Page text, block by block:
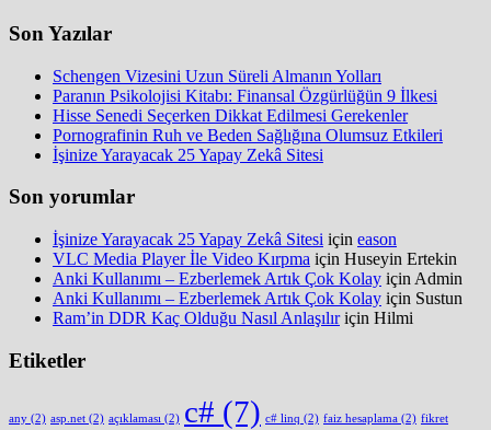
Son Yazılar
Schengen Vizesini Uzun Süreli Almanın Yolları
Paranın Psikolojisi Kitabı: Finansal Özgürlüğün 9 İlkesi
Hisse Senedi Seçerken Dikkat Edilmesi Gerekenler
Pornografinin Ruh ve Beden Sağlığına Olumsuz Etkileri
İşinize Yarayacak 25 Yapay Zekâ Sitesi
Son yorumlar
İşinize Yarayacak 25 Yapay Zekâ Sitesi için eason
VLC Media Player İle Video Kırpma için Huseyin Ertekin
Anki Kullanımı – Ezberlemek Artık Çok Kolay için Admin
Anki Kullanımı – Ezberlemek Artık Çok Kolay için Sustun
Ram’in DDR Kaç Olduğu Nasıl Anlaşılıriçin Hilmi
Etiketler
any (2) asp.net (2) açıklaması (2) c# (7) c# linq (2) faiz hesaplama (2) fikret